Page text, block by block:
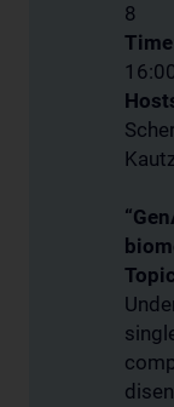
8
Time
Topic